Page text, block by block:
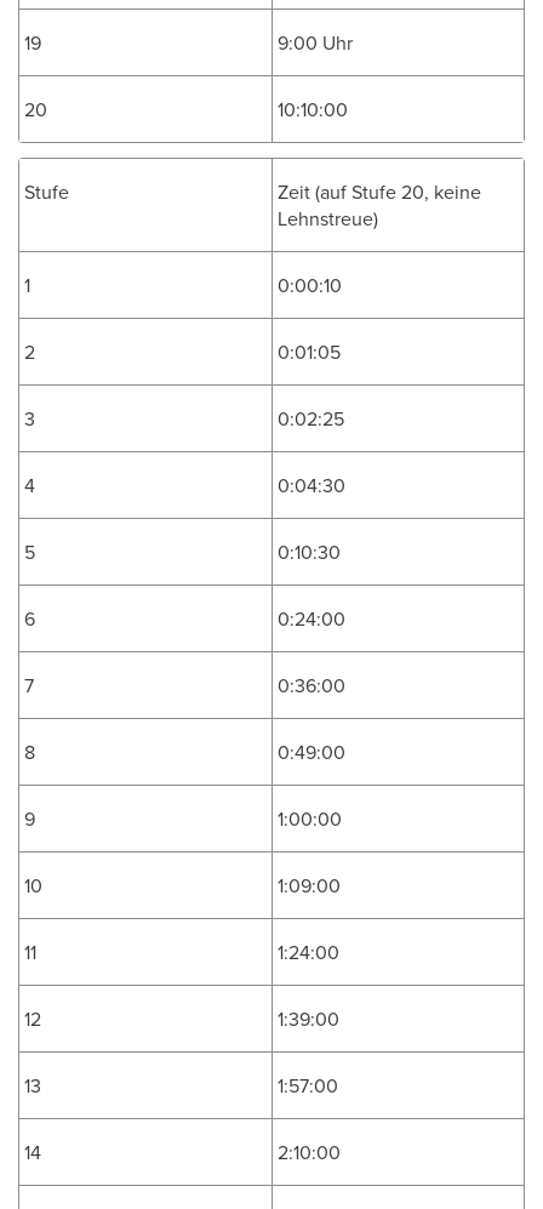
19 9:00 Uhr
20 10:10:00
Stufe
Zeit (auf Stufe 20, keine
Lehnstreue)
1 0:00:10
2 0:01:05
3 0:02:25
4 0:04:30
5 0:10:30
6 0:24:00
7 0:36:00
8 0:49:00
9 1:00:00
10 1:09:00
11 1:24:00
12 1:39:00
13 1:57:00
14 2:10:00